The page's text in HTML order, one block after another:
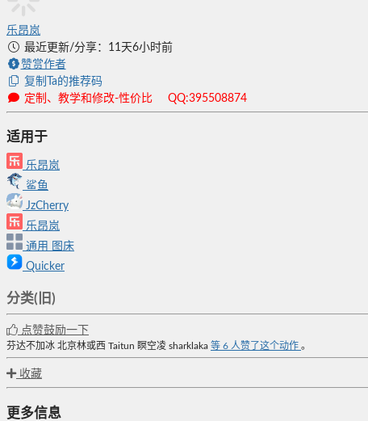
乐昂岚
最近更新/分享：11天6小时前
赞赏作者
复制Ta的推荐码
定制、教学和修改-性价比 QQ:395508874
适用于
乐昂岚
鲨鱼
JzCherry
乐昂岚
通用 图床
Quicker
分类(旧)
点赞鼓励一下
芬达不加冰 北京林或西 Taitun 瞑空凌 sharklaka 等 6 人赞了这个动作 。
收藏
更多信息